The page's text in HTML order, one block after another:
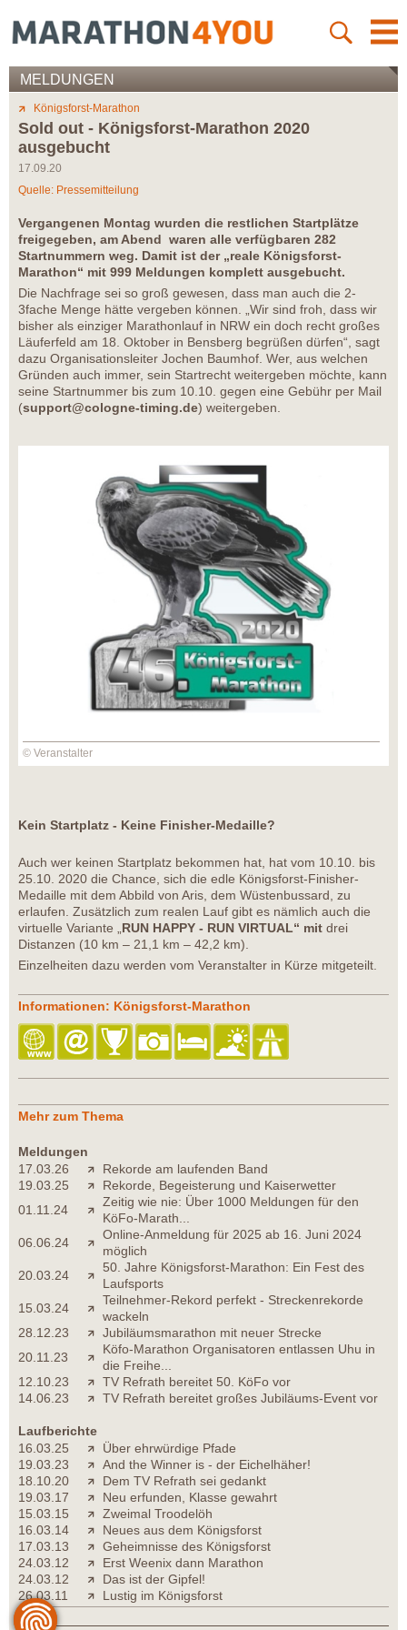
MELDUNGEN
Königsforst-Marathon
Sold out - Königsforst-Marathon 2020
ausgebucht
17.09.20
Quelle: Pressemitteilung
Vergangenen Montag wurden die restlichen Startplätze
freigegeben, am Abend waren alle verfügbaren 282
Startnummern weg. Damit ist der „reale Königsforst-
Marathon“ mit 999 Meldungen komplett ausgebucht.
Die Nachfrage sei so groß gewesen, dass man auch die 2-
3fache Menge hätte vergeben können. „Wir sind froh, dass wir
bisher als einziger Marathonlauf in NRW ein doch recht großes
Läuferfeld am 18. Oktober in Bensberg begrüßen dürfen“, sagt
dazu Organisationsleiter Jochen Baumhof. Wer, aus welchen
Gründen auch immer, sein Startrecht weitergeben möchte, kann
seine Startnummer bis zum 10.10. gegen eine Gebühr per Mail
(support@cologne-timing.de) weitergeben.
© Veranstalter
Kein Startplatz - Keine Finisher-Medaille?
Auch wer keinen Startplatz bekommen hat, hat vom 10.10. bis
25.10. 2020 die Chance, sich die edle Königsforst-Finisher-
Medaille mit dem Abbild von Aris, dem Wüstenbussard, zu
erlaufen. Zusätzlich zum realen Lauf gibt es nämlich auch die
virtuelle Variante „ RUN HAPPY - RUN VIRTUAL“ mit drei
Distanzen (10 km – 21,1 km – 42,2 km).
Einzelheiten dazu werden vom Veranstalter in Kürze mitgeteilt.
Informationen: Königsforst-Marathon
Mehr zum Thema
Meldungen
17.03.26
Rekorde am laufenden Band
19.03.25
Rekorde, Begeisterung und Kaiserwetter
01.11.24
Zeitig wie nie: Über 1000 Meldungen für den
KöFo-Marath...
06.06.24
Online-Anmeldung für 2025 ab 16. Juni 2024
möglich
20.03.24
50. Jahre Königsforst-Marathon: Ein Fest des
Laufsports
15.03.24
Teilnehmer-Rekord perfekt - Streckenrekorde
wackeln
28.12.23
Jubiläumsmarathon mit neuer Strecke
20.11.23
Köfo-Marathon Organisatoren entlassen Uhu in
die Freihe...
12.10.23
TV Refrath bereitet 50. KöFo vor
14.06.23
TV Refrath bereitet großes Jubiläums-Event vor
Laufberichte
16.03.25
Über ehrwürdige Pfade
19.03.23
And the Winner is - der Eichelhäher!
18.10.20
Dem TV Refrath sei gedankt
19.03.17
Neu erfunden, Klasse gewahrt
15.03.15
Zweimal Troodelöh
16.03.14
Neues aus dem Königsforst
17.03.13
Geheimnisse des Königsforst
24.03.12
Erst Weenix dann Marathon
24.03.12
Das ist der Gipfel!
26.03.11
Lustig im Königsforst